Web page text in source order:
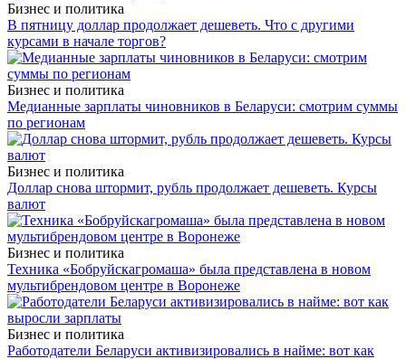
Бизнес и политика
В пятницу доллар продолжает дешеветь. Что с другими
курсами в начале торгов?
Бизнес и политика
Медианные зарплаты чиновников в Беларуси: смотрим суммы
по регионам
Бизнес и политика
Доллар снова штормит, рубль продолжает дешеветь. Курсы
валют
Бизнес и политика
Техника «Бобруйскагромаша» была представлена в новом
мультибрендовом центре в Воронеже
Бизнес и политика
Работодатели Беларуси активизировались в найме: вот как